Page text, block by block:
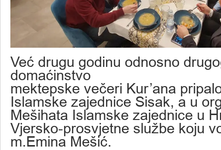
Već drugu godinu odnosno
domaćinstvo
mektepske večeri Kur’ana
Islamske zajednice Sisak, a u
Mešihata Islamske zajednice u
Vjersko-prosvjetne službe koju
m.Emina Mešić.